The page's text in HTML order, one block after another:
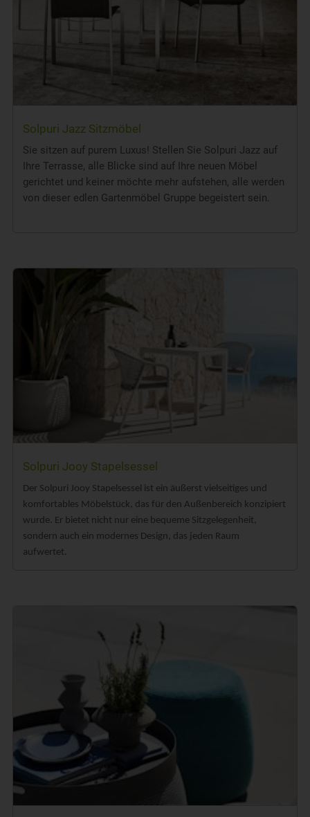
Solpuri Jazz Sitzmöbel
Sie sitzen auf purem Luxus! Stellen Sie Solpuri Jazz auf
Ihre Terrasse, alle Blicke sind auf Ihre neuen Möbel
gerichtet und keiner möchte mehr aufstehen, alle werden
von dieser edlen Gartenmöbel Gruppe begeistert sein.
Solpuri Jooy Stapelsessel
Der Solpuri Jooy Stapelsessel ist ein äußerst vielseitiges und
komfortables Möbelstück, das für den Außenbereich konzipiert
wurde. Er bietet nicht nur eine bequeme Sitzgelegenheit,
sondern auch ein modernes Design, das jeden Raum
aufwertet.